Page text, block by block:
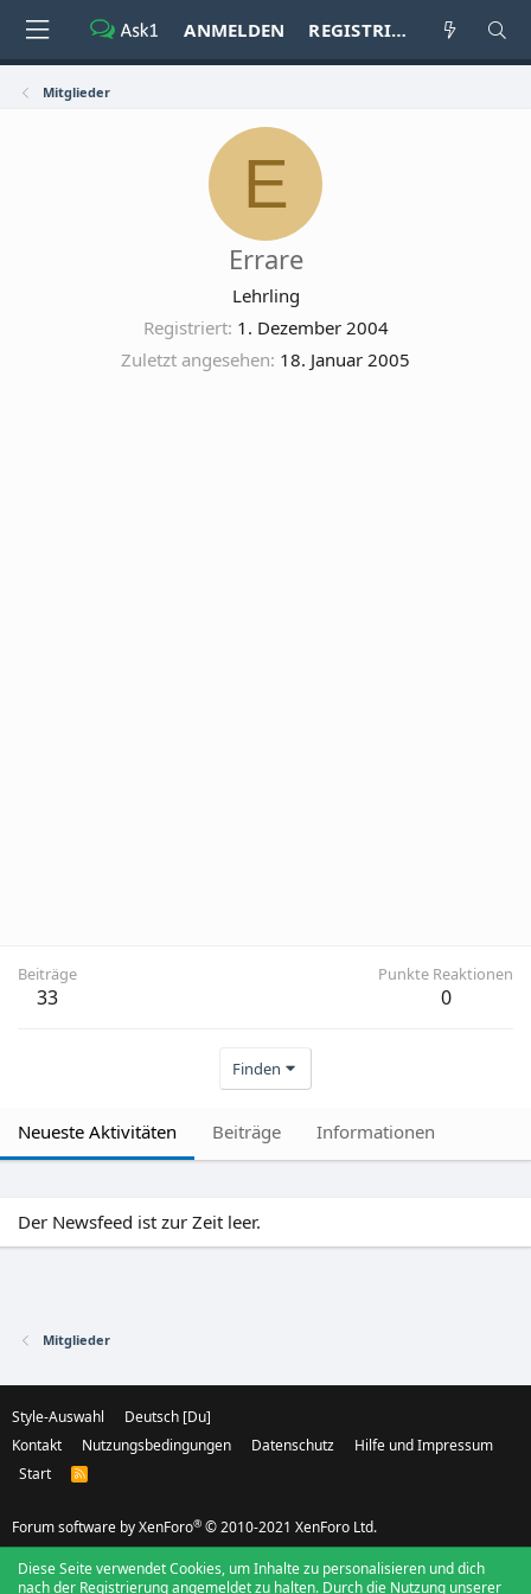
ANMELDEN REGISTRIEREN
Mitglieder
E
Errare
Lehrling
Registriert 1. Dezember 2004
Zuletzt angesehen 18. Januar 2005
Beiträge
33
Punkte Reaktionen
0
Finden
Neueste Aktivitäten Beiträge Informationen
Der Newsfeed ist zur Zeit leer.
Mitglieder
Style-Auswahl
Deutsch [Du]
Kontakt
Nutzungsbedingungen Datenschutz
Hilfe und Impressum
Start
R
S
Forum software by XenForo® © 2010-2021 XenForo Ltd.
Diese Seite verwendet Cookies, um Inhalte zu personalisieren und dich
nach der Registrierung angemeldet zu halten. Durch die Nutzung unserer